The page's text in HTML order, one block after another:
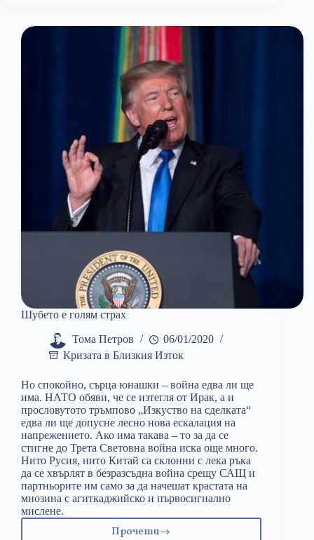
Шубето е голям страх
Тома Петров
06/01/2020
Кризата в Близкия Изток
Но спокойно, сърца юнашки – война едва ли ще
има. НАТО обяви, че се изтегля от Ирак, а и
прословутото тръмпово „Изкуство на сделката“
едва ли ще допусне лесно нова ескалация на
напрежението. Ако има такава – то за да се
стигне до Трета Световна война иска още много.
Нито Русия, нито Китай са склонни с лека ръка
да се хвърлят в безразсъдна война срещу САЩ и
партньорите им само за да начешат крастата на
мнозина с агиткаджийско и първосигнално
мислене.
Прочети